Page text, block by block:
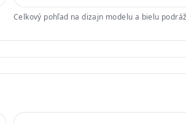
Celkový pohľad na dizajn modelu a bielu